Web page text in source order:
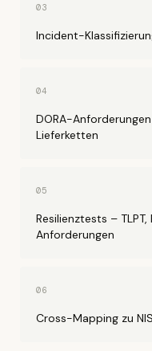
03
Incident-
04
DORA-
Lieferketten
05
Resilienztests –
Anforderungen
06
Cross-Mapping zu